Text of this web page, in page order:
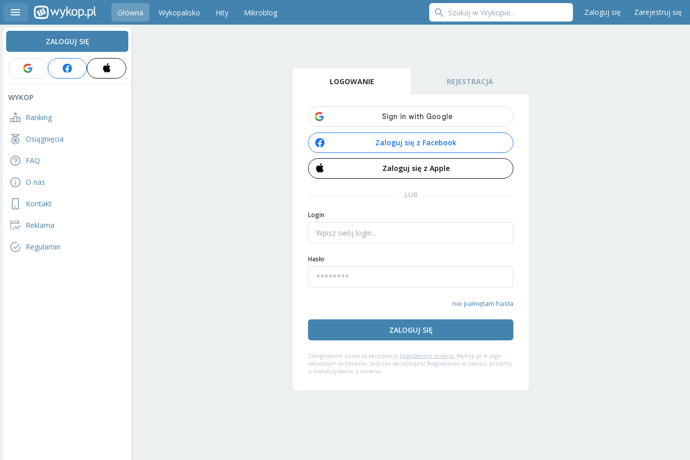
Główna Wykopalisko Hity Mikroblog Zaloguj się Zarejestruj się
ZALOGUJ SIĘ
WYKOP
Ranking
Osiągnięcia
FAQ
O nas
Kontakt
Reklama
Regulamin
LOGOWANIE REJESTRACJA
Zaloguj się z Facebook
Zaloguj się z Apple
LUB
Login
Hasło
nie pamiętam hasła
ZALOGUJ SIĘ
Zalogowanie oznacza akceptację Regulaminu serwisu Wykop.pl w jego
aktualnym brzmieniu. Jeśli nie akceptujesz Regulaminu w całości, prosimy
o niekorzystanie z serwisu.